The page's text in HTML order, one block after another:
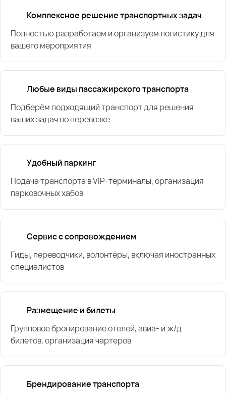
Комплексное решение транспортных задач
Полностью разработаем и организуем логистику для
вашего мероприятия
Любые виды пассажирского транспорта
Подберём подходящий транспорт для решения
ваших задач по перевозке
Удобный паркинг
Подача транспорта в VIP-терминалы, организация
парковочных хабов
Сервис с сопровождением
Гиды, переводчики, волонтёры, включая иностранных
специалистов
Размещение и билеты
Групповое бронирование отелей, авиа- и ж/д
билетов, организация чартеров
Брендирование транспорта